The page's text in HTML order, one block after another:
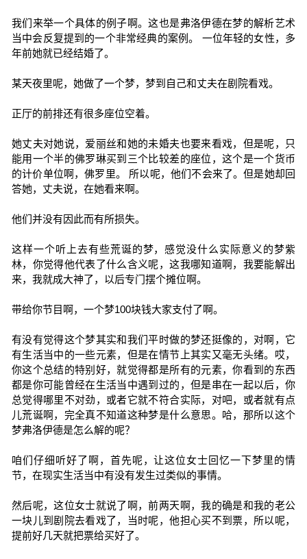
我们来举一个具体的例子啊。这也是弗洛伊德在梦的解析艺术
当中会反复提到的一个非常经典的案例。 一位年轻的女性，多
年前她就已经结婚了。
某天夜里呢，她做了一个梦，梦到自己和丈夫在剧院看戏。
正厅的前排还有很多座位空着。
她丈夫对她说，爱丽丝和她的未婚夫也要来看戏，但是呢，只
能用一个半的佛罗琳买到三个比较差的座位，这个是一个货币
的计价单位啊，佛罗里。 所以呢，他们不会来了。但是她却回
答她，丈夫说，在她看来啊。
他们并没有因此而有所损失。
这样一个听上去有些荒诞的梦，感觉没什么实际意义的梦紫
林，你觉得他代表了什么含义呢，这我哪知道啊，我要能解出
来，我就成大神了，以后专门摆个摊位啊。
带给你节目啊，一个梦100块钱大家支付了啊。
有没有觉得这个梦其实和我们平时做的梦还挺像的，对啊，它
有生活当中的一些元素，但是在情节上其实又毫无头绪。哎，
你这个总结的特别好，就觉得都是所有的元素，你看到的东西
都是你可能曾经在生活当中遇到过的，但是串在一起以后，你
总觉得哪里不对劲，或者它就不符合实际，对吧，或者就有点
儿荒诞啊，完全真不知道这种梦是什么意思。哈，那所以这个
梦弗洛伊德是怎么解的呢？
咱们仔细听好了啊，首先呢，让这位女士回忆一下梦里的情
节，在现实生活当中有没有发生过类似的事情。
然后呢，这位女士就说了啊，前两天啊，我的确是和我的老公
一块儿到剧院去看戏了，当时呢，他担心买不到票，所以呢，
提前好几天就把票给买好了。